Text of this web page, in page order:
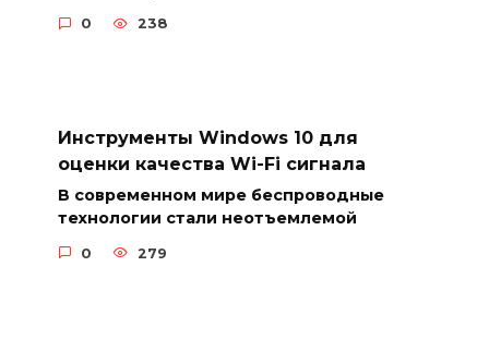
0 238
Инструменты Windows 10 для
оценки качества Wi-Fi сигнала
В современном мире беспроводные
технологии стали неотъемлемой
0 279